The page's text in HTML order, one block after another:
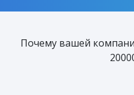
Почему вашей